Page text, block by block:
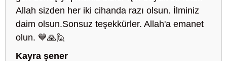
Allah sizden her iki cihanda razı olsun. İlminiz
daim olsun.Sonsuz teşekkürler. Allah'a emanet
olun. 💙🙏🙋
Kayra şener